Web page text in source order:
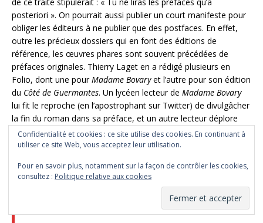
posteriori ». On pourrait aussi publier un court manifeste pour
obliger les éditeurs à ne publier que des postfaces. En effet,
outre les précieux dossiers qui en font des éditions de
référence, les œuvres phares sont souvent précédées de
préfaces originales. Thierry Laget en a rédigé plusieurs en
Folio, dont une pourMadame Bovaryet l’autre pour son édition
du Côté de Guermantes. Un lycéen lecteur de Madame Bovary
lui fit le reproche (en l’apostrophant sur Twitter) de divulgâcher
la fin du roman dans sa préface, et un autre lecteur déplore
aussi, pour Guermantes, d’apprendre avant sa lecture du tome
3 la mort de certains personnages, de façon ironique.
@ThierryLagetBelle préface au « Coté de Guermantes »,
mais aaargh, grrr, j’aurais mieux aimé ne pas savoir qui
Confidentialité et cookies : ce site utilise des cookies. En continuant à
utiliser ce site Web, vous acceptez leur utilisation.
Pour en savoir plus, notamment sur la façon de contrôler les cookies,
consultez : Politique relative aux cookies